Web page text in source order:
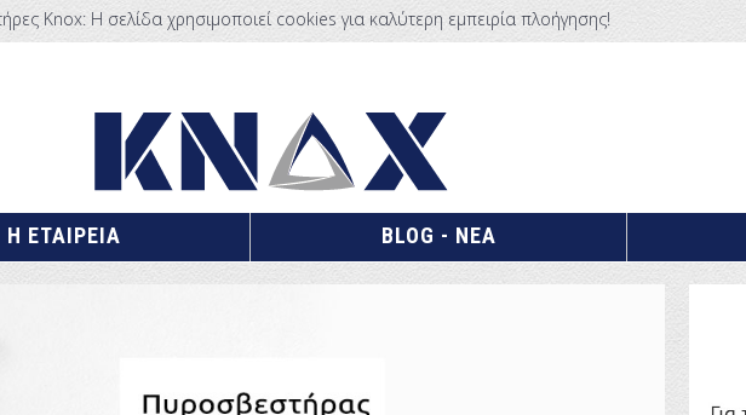
Knox: Η σελίδα χρησιμοποιεί cookies για καλύτερη εμπειρία πλοήγησης!
Η ΕΤΑΙΡΕΙΑ BLOG - ΝΕΑ